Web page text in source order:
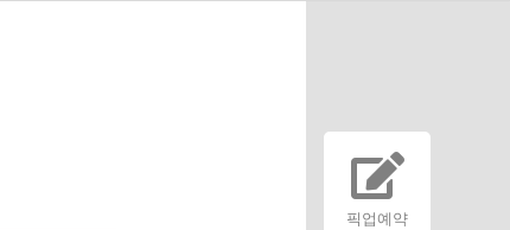
픽업예약